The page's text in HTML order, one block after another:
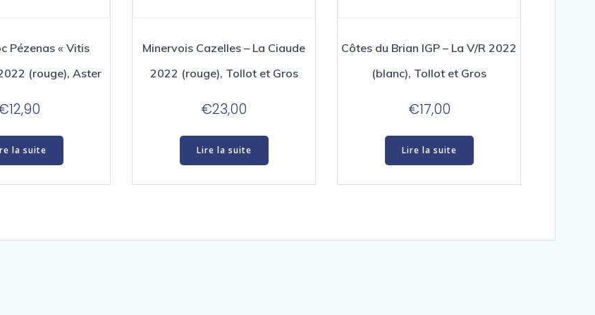
Pézenas « Vitis
(rouge), Aster
12,90
la suite
Minervois Cazelles – La Ciaude
2022 (rouge), Tollot et Gros
€23,00
Lire la suite
Côtes du Brian IGP – La V/R 2022
(blanc), Tollot et Gros
€17,00
Lire la suite